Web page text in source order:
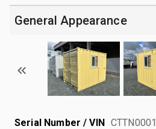
General Appearance
Serial Number / VIN